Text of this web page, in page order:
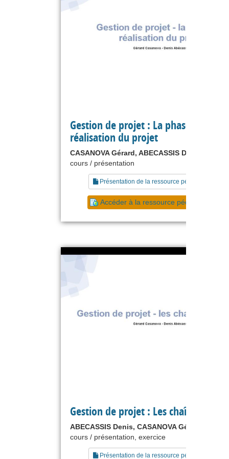
Gestion de projet : La phase de
réalisation du projet
CASANOVA Gérard, ABECASSIS Denis
cours / présentation
Présentation de la ressource pédagogique
Accéder à la ressource pédagogique
Gestion de projet : Les chaînes
ABECASSIS Denis, CASANOVA Gérard
cours / présentation, exercice
Présentation de la ressource pédagogique